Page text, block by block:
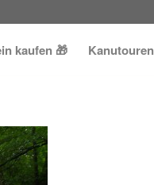
kaufen 🎁 Kanutouren